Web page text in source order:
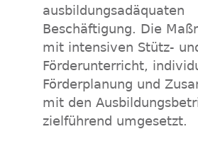
ausbildungsadäquaten
Beschäftigung. Die
mit intensiven Stütz-
Förderunterricht,
Förderplanung und
mit den
zielführend umgesetzt.